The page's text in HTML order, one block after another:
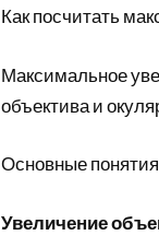
Как посчитать
Максимальное
объектива и
Основные
Увеличение